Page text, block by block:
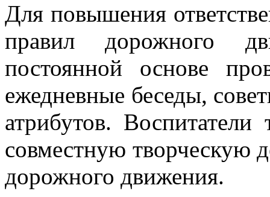
Для повышения
правил дорожного
постоянной основе
ежедневные беседы,
атрибутов.
совместную творческую
дорожного движения.